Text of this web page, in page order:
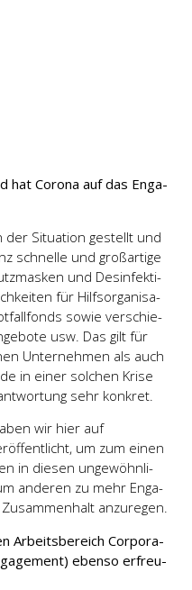
hat Coro­na auf das Enga­
Situa­ti­on gestellt und
schnel­le und groß­ar­ti­ge
und Des­in­fek­ti­
für Hilfs­or­ga­ni­sa­
sowie ver­schie­
usw. Das gilt für
Unter­neh­men als auch
in einer sol­chen Kri­se
sehr kon­kret.
wir hier auf
um zum einen
in die­sen unge­wöhn­li­
ande­ren zu mehr Enga­
anzu­re­gen.
Arbeits­be­reich Cor­po­ra­
eben­so erfreu­